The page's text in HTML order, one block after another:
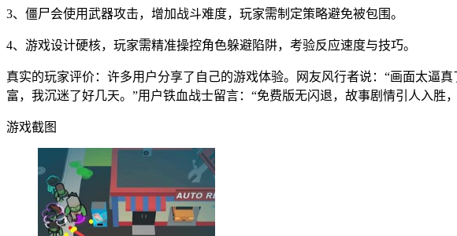
3、僵尸会使用武器攻击，增加战斗难度，玩家需制定策略避免被包围。
4、游戏设计硬核，玩家需精准操控角色躲避陷阱，考验反应速度与技巧。
真实的玩家评价：许多用户分享了自己的游戏体验。网友风行者说：“画面太逼
富，我沉迷了好几天。”用户铁血战士留言：“免费版无闪退，故事剧情引人入胜
游戏截图